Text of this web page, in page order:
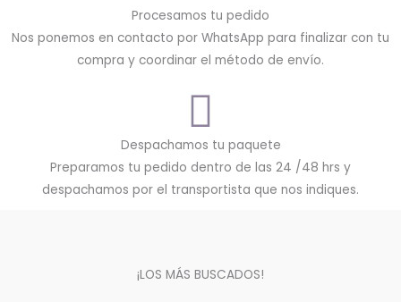
Procesamos tu pedido
Nos ponemos en contacto por WhatsApp para finalizar con tu
compra y coordinar el método de envío.
Despachamos tu paquete
Preparamos tu pedido dentro de las 24 /48 hrs y
despachamos por el transportista que nos indiques.
¡LOS MÁS BUSCADOS!